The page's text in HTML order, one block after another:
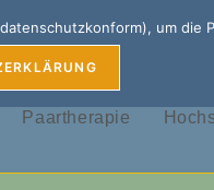
Paartherapie
um die